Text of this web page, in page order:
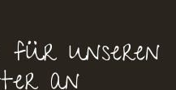
für unseren